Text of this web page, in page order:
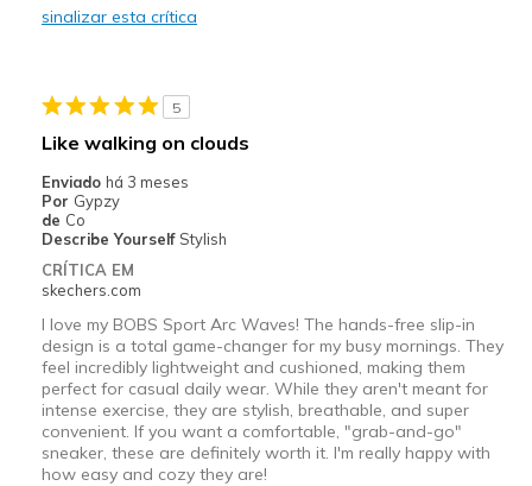
Travel
Width
Sizing
View On Shoes
Shoes are for Wearing
sinalizar esta crítica
5
Like walking on clouds
Enviado há 3 meses
Por Gypzy
de Co
Describe Yourself Stylish
CRÍTICA EM
skechers.com
I love my BOBS Sport Arc Waves! The hands-free slip-in
design is a total game-changer for my busy mornings. They
feel incredibly lightweight and cushioned, making them
perfect for casual daily wear. While they aren't meant for
intense exercise, they are stylish, breathable, and super
convenient. If you want a comfortable, "grab-and-go"
sneaker, these are definitely worth it. I'm really happy with
how easy and cozy they are!